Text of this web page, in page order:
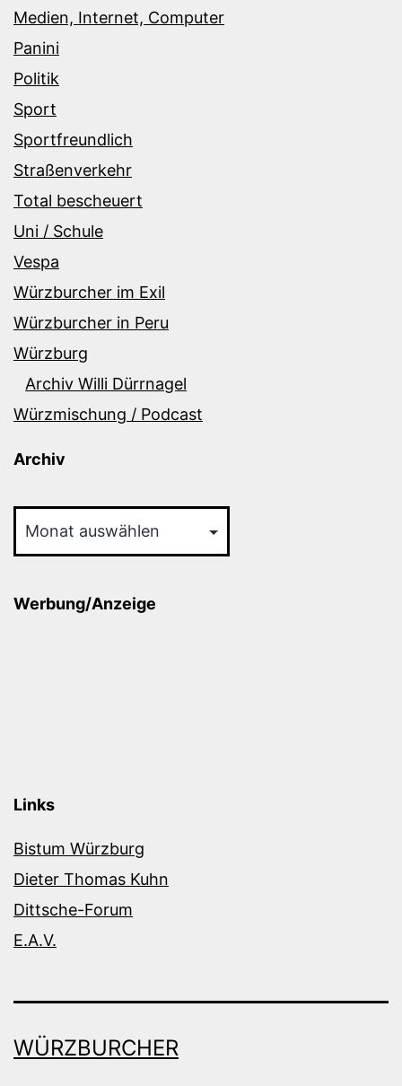
Medien, Internet, Computer
Panini
Politik
Sport
Sportfreundlich
Straßenverkehr
Total bescheuert
Uni / Schule
Vespa
Würzburcher im Exil
Würzburcher in Peru
Würzburg
Archiv Willi Dürrnagel
Würzmischung / Podcast
Archiv
Werbung/Anzeige
Links
Bistum Würzburg
Dieter Thomas Kuhn
Dittsche-Forum
E.A.V.
WÜRZBURCHER